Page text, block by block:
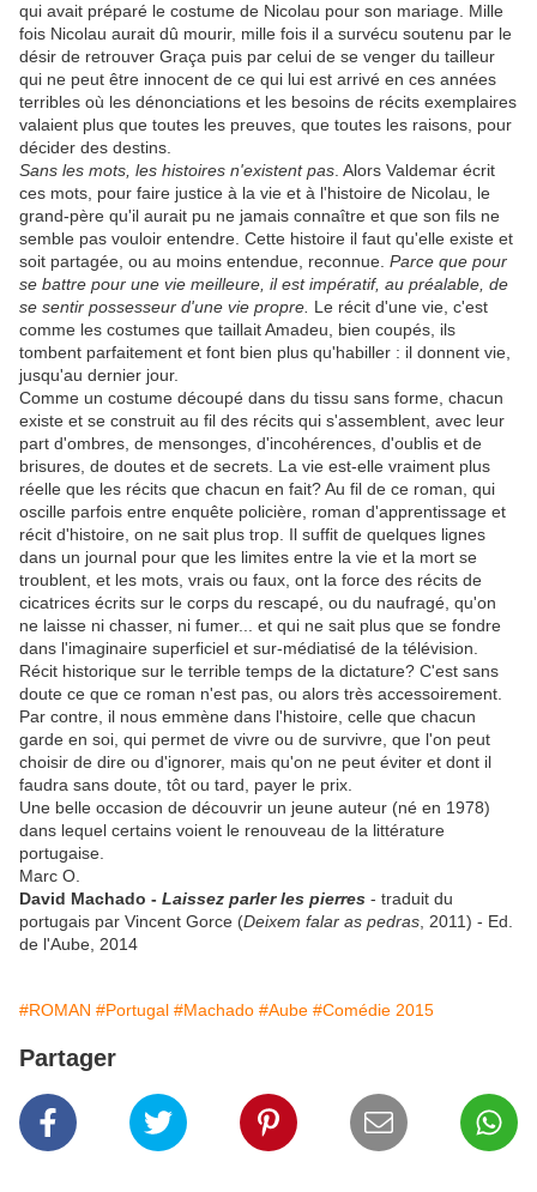
qui avait préparé le costume de Nicolau pour son mariage. Mille
fois Nicolau aurait dû mourir, mille fois il a survécu soutenu par le
désir de retrouver Graça puis par celui de se venger du tailleur
qui ne peut être innocent de ce qui lui est arrivé en ces années
terribles où les dénonciations et les besoins de récits exemplaires
valaient plus que toutes les preuves, que toutes les raisons, pour
décider des destins.
Sans les mots, les histoires n'existent pas . Alors Valdemar écrit
ces mots, pour faire justice à la vie et à l'histoire de Nicolau, le
grand-père qu'il aurait pu ne jamais connaître et que son fils ne
semble pas vouloir entendre. Cette histoire il faut qu'elle existe et
soit partagée, ou au moins entendue, reconnue. Parce que pour
se battre pour une vie meilleure, il est impératif, au préalable, de
se sentir possesseur d'une vie propre. Le récit d'une vie, c'est
comme les costumes que taillait Amadeu, bien coupés, ils
tombent parfaitement et font bien plus qu'habiller : il donnent vie,
jusqu'au dernier jour.
Comme un costume découpé dans du tissu sans forme, chacun
existe et se construit au fil des récits qui s'assemblent, avec leur
part d'ombres, de mensonges, d'incohérences, d'oublis et de
brisures, de doutes et de secrets. La vie est-elle vraiment plus
réelle que les récits que chacun en fait? Au fil de ce roman, qui
oscille parfois entre enquête policière, roman d'apprentissage et
récit d'histoire, on ne sait plus trop. Il suffit de quelques lignes
dans un journal pour que les limites entre la vie et la mort se
troublent, et les mots, vrais ou faux, ont la force des récits de
cicatrices écrits sur le corps du rescapé, ou du naufragé, qu'on
ne laisse ni chasser, ni fumer... et qui ne sait plus que se fondre
dans l'imaginaire superficiel et sur-médiatisé de la télévision.
Récit historique sur le terrible temps de la dictature? C'est sans
doute ce que ce roman n'est pas, ou alors très accessoirement.
Par contre, il nous emmène dans l'histoire, celle que chacun
garde en soi, qui permet de vivre ou de survivre, que l'on peut
choisir de dire ou d'ignorer, mais qu'on ne peut éviter et dont il
faudra sans doute, tôt ou tard, payer le prix.
Une belle occasion de découvrir un jeune auteur (né en 1978)
dans lequel certains voient le renouveau de la littérature
portugaise.
Marc O.
David Machado - Laissez parler les pierres - traduit du
portugais par Vincent Gorce (Deixem falar as pedras , 2011) - Ed.
de l'Aube, 2014
#ROMAN #Portugal #Machado #Aube #Comédie 2015
Partager